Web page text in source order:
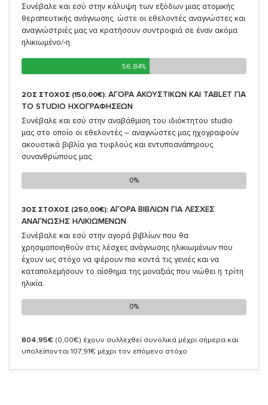
Συνέβαλε και εσύ στην κάλυψη των εξόδων μιας ατομικής
θεραπευτικής ανάγνωσης, ώστε οι εθελοντές αναγνώστες και
αναγνώστριές μας να κρατήσουν συντροφιά σε έναν ακόμα
ηλικιωμένο/-η.
56.84%
56.84%
2ΟΣ ΣΤΟΧΟΣ (150,00€): ΑΓΟΡΑ ΑΚΟΥΣΤΙΚΩΝ ΚΑΙ TABLET ΓΙΑ
TO STUDIO ΗΧΟΓΡΑΦΗΣΕΩΝ
Συνέβαλε και εσύ στην αναβάθμιση του ιδιόκτητου studio
μας στο οποίο οι εθελοντές – αναγνώστες μας ηχογραφούν
ακουστικά βιβλία για τυφλούς και εντυποανάπηρους
συνανθρώπους μας.
0%
0%
3ΟΣ ΣΤΟΧΟΣ (250,00€): ΑΓΟΡΑ ΒΙΒΛΙΩΝ ΓΙΑ ΛΕΣΧΕΣ
ΑΝΑΓΝΩΣΗΣ ΗΛΙΚΙΩΜΕΝΩΝ
Συνέβαλε και εσύ στην αγορά βιβλίων που θα
χρησιμοποιηθούν στις λέσχες ανάγνωσης ηλικιωμένων που
έχουν ως στόχο να φέρουν πιο κοντά τις γενιές και να
καταπολεμήσουν το αίσθημα της μοναξιάς που νιώθει η τρίτη
ηλικία.
0%
0%
804,95€ (0,00€) έχουν συλλεχθεί συνολικά μέχρι σήμερα και
υπολείπονται 107,91€ μέχρι τον επόμενο στόχο